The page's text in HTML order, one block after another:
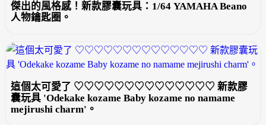
傑出的風格感！新款膠囊玩具：1/64 YAMAHA Beano
人物鑰匙圈。
這個太可愛了 ♡♡♡♡♡♡♡♡♡♡♡♡♡♡ 新款膠
囊玩具 'Odekake kozame Baby kozame no namame
mejirushi charm'。